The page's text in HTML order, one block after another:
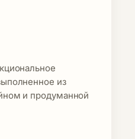
39 278 ₽.
из
и продуманной